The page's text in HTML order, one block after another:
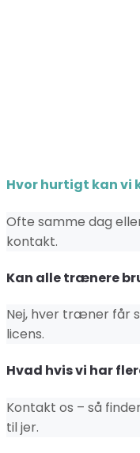
Hvor hurtigt kan vi
Ofte samme dag
kontakt.
Kan alle trænere
Nej, hver træner får
licens.
Hvad hvis vi har
Kontakt os – så
til jer.